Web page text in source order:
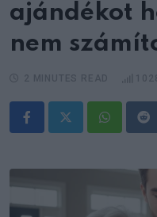
ajándékot
nem
Whatsapp